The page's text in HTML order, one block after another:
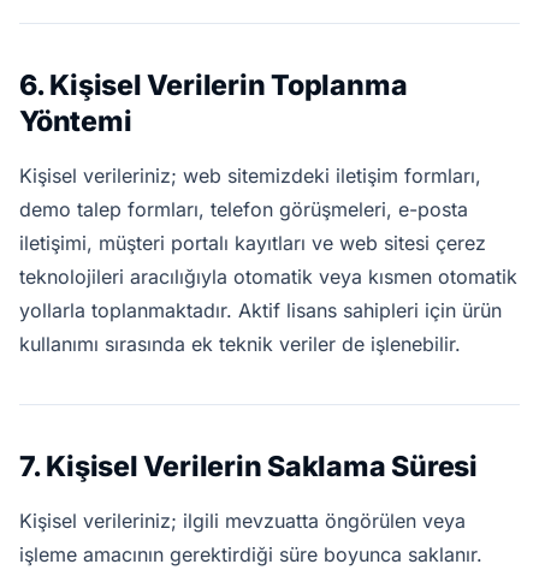
6. Kişisel Verilerin Toplanma
Yöntemi
Kişisel verileriniz; web sitemizdeki iletişim formları,
demo talep formları, telefon görüşmeleri, e-posta
iletişimi, müşteri portalı kayıtları ve web sitesi çerez
teknolojileri aracılığıyla otomatik veya kısmen otomatik
yollarla toplanmaktadır. Aktif lisans sahipleri için ürün
kullanımı sırasında ek teknik veriler de işlenebilir.
7. Kişisel Verilerin Saklama Süresi
Kişisel verileriniz; ilgili mevzuatta öngörülen veya
işleme amacının gerektirdiği süre boyunca saklanır.